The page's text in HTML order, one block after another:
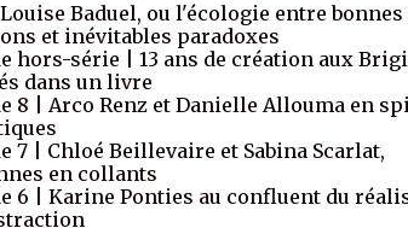
Louise Baduel, ou l'écologie entre bonnes
et inévitables paradoxes
hors-série | 13 ans de création aux
dans un livre
8 | Arco Renz et Danielle Allouma en
7 | Chloé Beillevaire et Sabina Scarlat,
en collants
6 | Karine Ponties au confluent du